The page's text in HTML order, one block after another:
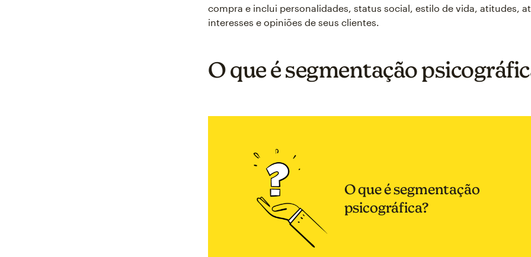
compra e inclui personalidades, status social, estilo de vida, atitudes,
interesses e opiniões de seus clientes.
O que é segmentação
O que é segmentação
psicográfica?